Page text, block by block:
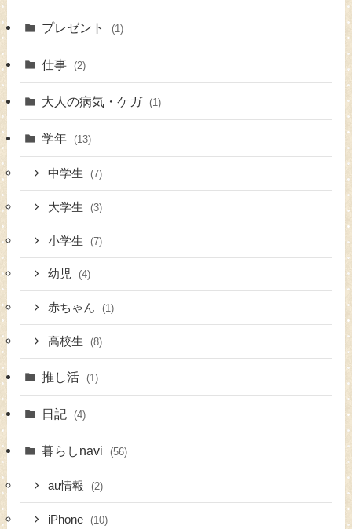
プレゼント (1)
仕事 (2)
大人の病気・ケガ (1)
学年 (13)
中学生 (7)
大学生 (3)
小学生 (7)
幼児 (4)
赤ちゃん (1)
高校生 (8)
推し活 (1)
日記 (4)
暮らしnavi (56)
au情報 (2)
iPhone (10)